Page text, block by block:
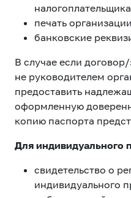
печать
банковские
В случае если
не руководителем
предоставить
оформленную
копию паспорта
Для индивидуального
свидетельство о
индивидуального